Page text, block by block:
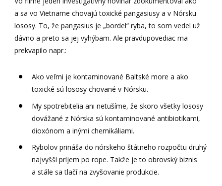
a sa vo Vietname chovajú toxické pangasiusy a v Nórsku
lososy. To, že pangasius je „bordel“ ryba, to som vedel už
dávno a preto sa jej vyhýbam. Ale pravdupovediac ma
prekvapilo napr.:
Ako veľmi je kontaminované Baltské more a ako
toxické sú lososy chované v Nórsku.
My spotrebitelia ani netušíme, že skoro všetky lososy
dovážané z Nórska sú kontaminované antibiotikami,
dioxónom a inými chemikáliami.
Rybolov prináša do nórskeho štátneho rozpočtu druhý
najvyšší príjem po rope. Takže je to obrovský biznis
a stále sa tlačí na zvyšovanie produkcie.